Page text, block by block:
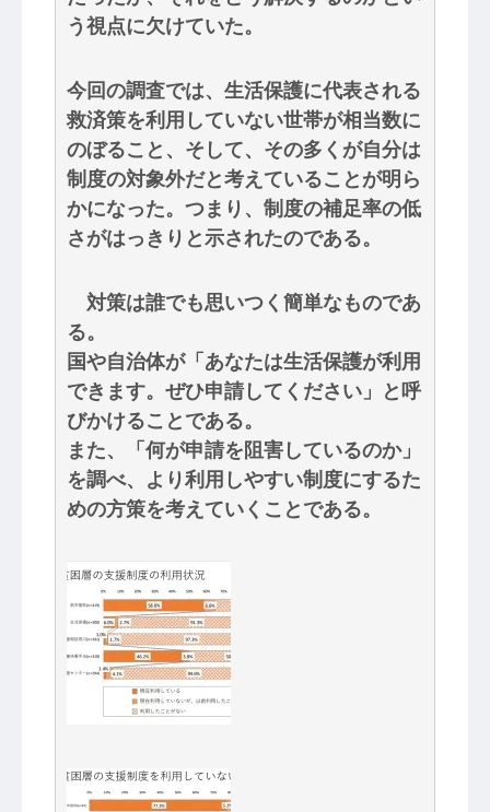
う視点に欠けていた。
今回の調査では、生活保護に代表される
救済策を利用していない世帯が相当数に
のぼること、そして、その多くが自分は
制度の対象外だと考えていることが明ら
かになった。つまり、制度の補足率の低
さがはっきりと示されたのである。
対策は誰でも思いつく簡単なものであ
る。
国や自治体が「あなたは生活保護が利用
できます。ぜひ申請してください」と呼
びかけることである。
また、「何が申請を阻害しているのか」
を調べ、より利用しやすい制度にするた
めの方策を考えていくことである。